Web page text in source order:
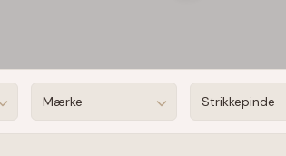
Mærke Strikkepinde